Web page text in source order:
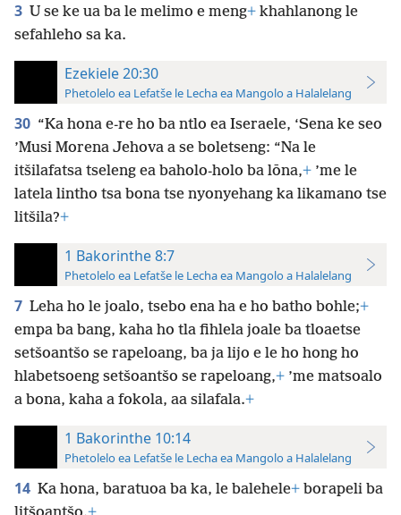
3 U se ke ua ba le melimo e meng+ khahlanong le
sefahleho sa ka.
Ezekiele 20:30
Phetolelo ea Lefatše le Lecha ea Mangolo a Halalelang
30 “Ka hona e-re ho ba ntlo ea Iseraele, ‘Sena ke seo
’Musi Morena Jehova a se boletseng: “Na le
itšilafatsa tseleng ea baholo-holo ba lōna,+ ’me le
latela lintho tsa bona tse nyonyehang ka likamano tse
litšila?+
1 Bakorinthe 8:7
Phetolelo ea Lefatše le Lecha ea Mangolo a Halalelang
7 Leha ho le joalo, tsebo ena ha e ho batho bohle;+
empa ba bang, kaha ho tla fihlela joale ba tloaetse
setšoantšo se rapeloang, ba ja lijo e le ho hong ho
hlabetsoeng setšoantšo se rapeloang,+ ’me matsoalo
a bona, kaha a fokola, aa silafala.+
1 Bakorinthe 10:14
Phetolelo ea Lefatše le Lecha ea Mangolo a Halalelang
14 Ka hona, baratuoa ba ka, le balehele+ borapeli ba